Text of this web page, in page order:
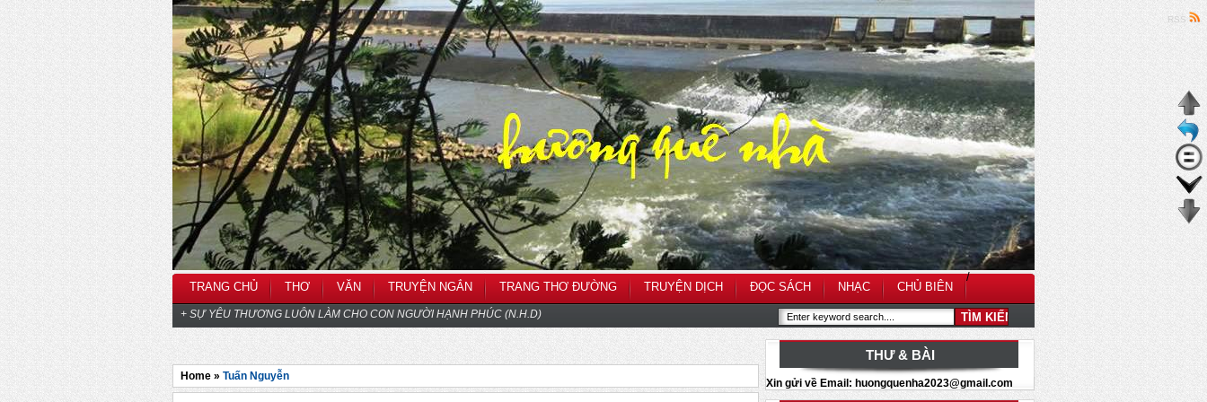
TRANG CHỦ THƠ VĂN TRUYỆN NGẮN TRANG THƠ ĐƯỜNG TRUYỆN DỊCH
/
ĐỌC SÁCH NHẠC CHỦ BIÊN
+ SỰ YÊU THƯƠNG LUÔN LÀM CHO CON NGƯỜI HẠNH PHÚC (N.H.D)
RSS
THƯ & BÀI
Xin gửi về Email: huongquenha2023@gmail.com
Home » Tuấn Nguyễn